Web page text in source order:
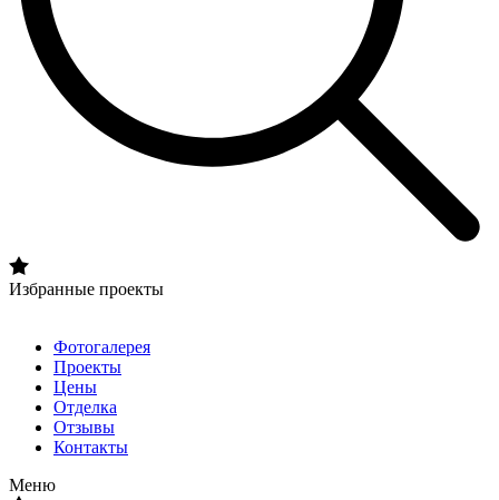
Избранные проекты
Фотогалерея
Проекты
Цены
Отделка
Отзывы
Контакты
Меню